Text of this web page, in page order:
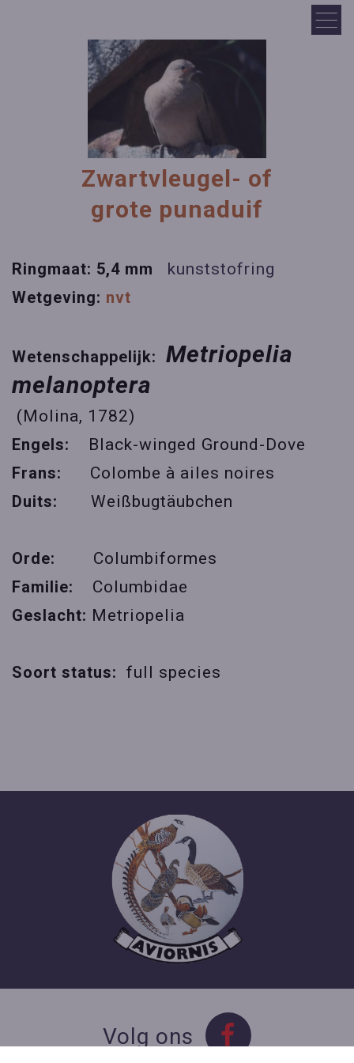
Zwartvleugel- of
grote punaduif
Ringmaat: 5,4 mm kunststofring
Wetgeving: nvt
Wetenschappelijk: Metriopelia
melanoptera
(Molina, 1782)
Engels: Black-winged Ground-Dove
Frans: Colombe à ailes noires
Duits: Weißbugtäubchen
Orde: Columbiformes
Familie: Columbidae
Geslacht: Metriopelia
Soort status: full species
Volg ons